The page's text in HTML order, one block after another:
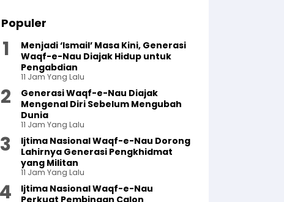
Populer
Menjadi ‘Ismail’ Masa Kini, Generasi
Waqf-e-Nau Diajak Hidup untuk
Pengabdian
11 Jam Yang Lalu
Generasi Waqf-e-Nau Diajak
Mengenal Diri Sebelum Mengubah
Dunia
11 Jam Yang Lalu
Ijtima Nasional Waqf-e-Nau Dorong
Lahirnya Generasi Pengkhidmat
yang Militan
11 Jam Yang Lalu
Ijtima Nasional Waqf-e-Nau
Perkuat Pembinaan Calon